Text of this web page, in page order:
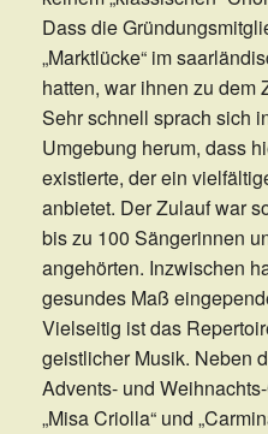
Dass die
„Marktlücke“ im
hatten, war ihnen zu dem
Sehr schnell sprach sich
Umgebung herum, dass
existierte, der ein
anbietet. Der Zulauf war
bis zu 100 Sängerinnen
angehörten. Inzwischen
gesundes Maß
Vielseitig ist das
geistlicher Musik. Neben
Advents- und
„Misa Criolla“ und